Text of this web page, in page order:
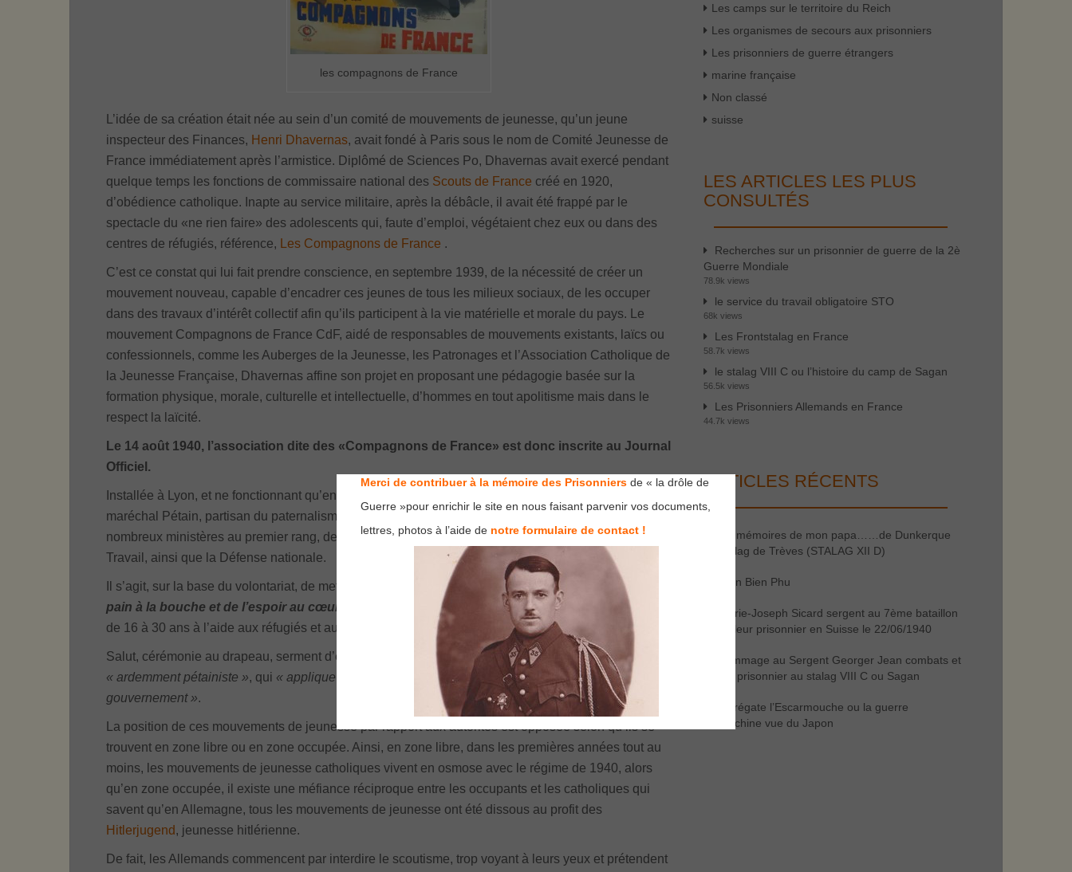
les compagnons de France
L’idée de sa création était née au sein d’un comité de mouvements de jeunesse, qu’un jeune
inspecteur des Finances, Henri Dhavernas, avait fondé à Paris sous le nom de Comité Jeunesse de
France immédiatement après l’armistice. Diplômé de Sciences Po, Dhavernas avait exercé pendant
quelque temps les fonctions de commissaire national des Scouts de France créé en 1920,
d’obédience catholique. Inapte au service militaire, après la débâcle, il avait été frappé par le
spectacle du «ne rien faire» des adolescents qui, faute d’emploi, végétaient chez eux ou dans des
centres de réfugiés, référence,
Les Compagnons de France .
C’est ce constat qui lui fait prendre conscience, en septembre 1939, de la nécessité de créer un
mouvement nouveau, capable d’encadrer ces jeunes de tous les milieux sociaux, de les occuper
dans des travaux d’intérêt collectif afin qu’ils participent à la vie matérielle et morale du pays. Le
mouvement Compagnons de France CdF, aidé de responsables de mouvements existants, laïcs ou
confessionnels, comme les Auberges de la Jeunesse, les Patronages et l’Association Catholique de
la Jeunesse Française, Dhavernas affine son projet en proposant une pédagogie basée sur la
formation physique, morale, culturelle et intellectuelle, d’hommes en tout apolitisme mais dans le
respect la laïcité.
Le 14 août 1940, l’association dite des «Compagnons de France» est donc inscrite au Journal
Officiel.
Installée à Lyon, et ne fonctionnant qu’en zone sud, elle peut compter sur l’accord de principe du
maréchal Pétain, partisan du paternalisme religieux, pour son appui matériel ainsi que sur celui de
nombreux ministères au premier rang, desquels on trouve les Affaires étrangères, la Jeunesse et le
Travail, ainsi que la Défense nationale.
Il s’agit, sur la base du volontariat, de mettre aux jeunes chômeurs
des souliers eux pieds, du
pain à la bouche et de l’espoir au cœur
, et de faire concourir ces
« jeunes Français en friche »
de 16 à 30 ans à l’aide aux réfugiés et aux prisonniers.
Salut, cérémonie au drapeau, serment d’engagement confirment que l’on a affaire à un mouvement
« ardemment pétainiste », qui « applique et fait appliquer les mesures de salut public prises par le
gouvernement ».
La position de ces mouvements de jeunesse par rapport aux autorités est opposée selon qu’ils se
trouvent en zone libre ou en zone occupée. Ainsi, en zone libre, dans les premières années tout au
moins, les mouvements de jeunesse catholiques vivent en osmose avec le régime de 1940, alors
qu’en zone occupée, il existe une méfiance réciproque entre les occupants et les catholiques qui
savent qu’en Allemagne, tous les mouvements de jeunesse ont été dissous au profit des
Hitlerjugend, jeunesse hitlérienne.
De fait, les Allemands commencent par interdire le scoutisme, trop voyant à leurs yeux et prétendent
Les camps sur le territoire du Reich
Les organismes de secours aux prisonniers
Les prisonniers de guerre étrangers
marine française
Non classé
suisse
LES ARTICLES LES PLUS
CONSULTÉS
Recherches sur un prisonnier de guerre de la 2è
Guerre Mondiale
78.9k views
le service du travail obligatoire STO
68k views
Les Frontstalag en France
58.7k views
le stalag VIII C ou l’histoire du camp de Sagan
56.5k views
Les Prisonniers Allemands en France
44.7k views
ARTICLES RÉCENTS
les mémoires de mon papa……de Dunkerque
au stalag de Trèves (STALAG XII D)
Dien Bien Phu
Marie-Joseph Sicard sergent au 7ème bataillon
mitrailleur prisonnier en Suisse le 22/06/1940
hommage au Sergent Georger Jean combats et
vie de prisonnier au stalag VIII C ou Sagan
la frégate l’Escarmouche ou la guerre
d’Indochine vue du Japon
Merci de contribuer à la mémoire des Prisonniers de « la drôle de
Guerre »pour enrichir le site en nous faisant parvenir vos documents,
lettres, photos à l’aide de notre formulaire de contact !